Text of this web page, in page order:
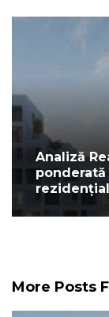
Analiză
More Posts